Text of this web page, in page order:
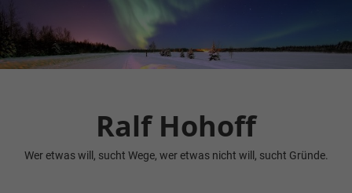
Zum
Inhalt
springen
Ralf Hohoff
Wer etwas will, sucht Wege, wer etwas nicht will, sucht Gründe.